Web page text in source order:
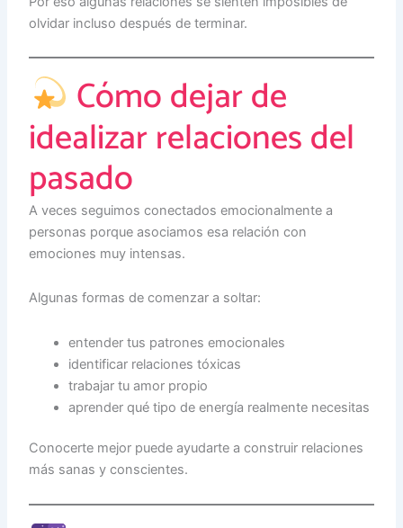
olvidar incluso después de terminar.
Cómo dejar de
idealizar relaciones del
pasado
A veces seguimos conectados emocionalmente a
personas porque asociamos esa relación con
emociones muy intensas.
Algunas formas de comenzar a soltar:
entender tus patrones emocionales
identificar relaciones tóxicas
trabajar tu amor propio
aprender qué tipo de energía realmente necesitas
Conocerte mejor puede ayudarte a construir relaciones
más sanas y conscientes.